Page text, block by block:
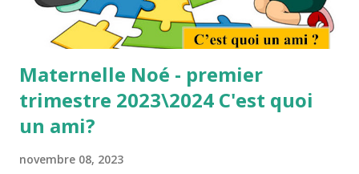
la honte ». La moquerie...
Maternelle Noé - premier
trimestre 2023\2024 C'est quoi
un ami?
novembre 08, 2023